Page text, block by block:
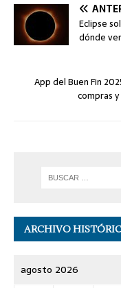
Eclipse
dónde
App del Buen Fin
compras
ARCHIVO
agosto 2026